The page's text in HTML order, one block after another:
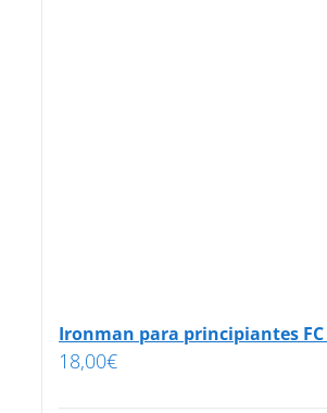
Ironman para principiantes FC
18,00€